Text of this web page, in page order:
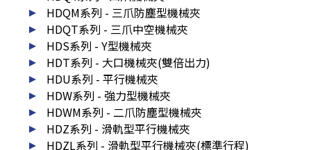
HDQM系列 - 三爪防塵型機械夾
HDQT系列 - 三爪中空機械夾
HDS系列 - Y型機械夾
HDT系列 - 大口機械夾(雙倍出力)
HDU系列 - 平行機械夾
HDW系列 - 強力型機械夾
HDWM系列 - 二爪防塵型機械夾
HDZ系列 - 滑軌型平行機械夾
HDZL系列 - 滑軌型平行機械夾(標準行程)